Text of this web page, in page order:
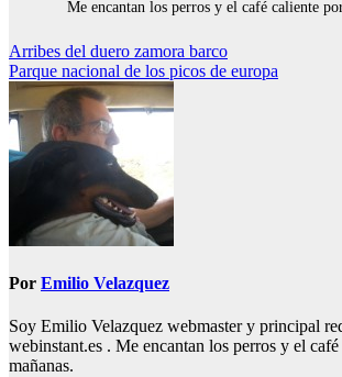
Me encantan los perros y el café caliente por
Navegación
de
entradas
Arribes del duero zamora barco
Parque nacional de los picos de europa
Por Emilio Velazquez
Soy Emilio Velazquez webmaster y principal
webinstant.es . Me encantan los perros y el
mañanas.